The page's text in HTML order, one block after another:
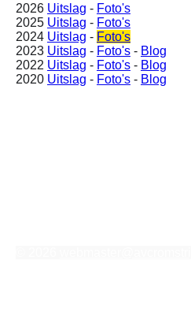
2026 Uitslag - Foto's
2025 Uitslag - Foto's
2024 Uitslag - Foto's
2023 Uitslag - Foto's - Blog
2022 Uitslag - Foto's - Blog
2020 Uitslag - Foto's - Blog